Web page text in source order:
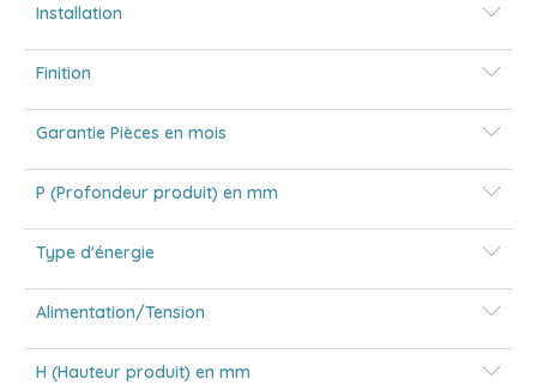
Installation
Finition
Garantie Pièces en mois
P (Profondeur produit) en mm
Type d'énergie
Alimentation/Tension
H (Hauteur produit) en mm